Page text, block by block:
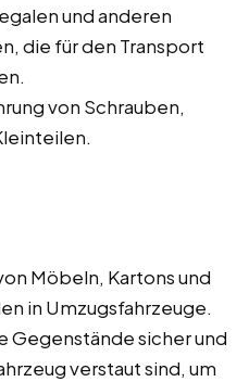
und anderen
die für den Transport
von Schrauben,
Möbeln, Kartons und
in Umzugsfahrzeuge.
Gegenstände sicher und
verstaut sind, um